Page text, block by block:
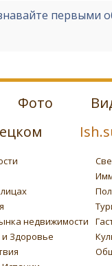
первыми
Фото
недвижимости
Здоровье